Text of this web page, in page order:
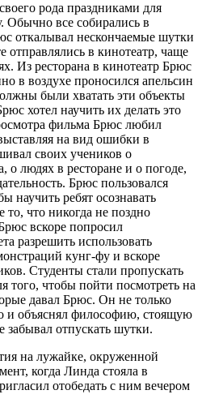
рода праздниками для
Обычно все собирались в
откалывал нескончаемые шутки
отправлялись в кинотеатр, чаще
Из ресторана в кинотеатр Брюс
в воздухе проносился апельсин
были хватать эти объекты
хотел научить их делать это
фильма Брюс любил
на вид ошибки в
своих учеников о
о людях в ресторане и о погоде,
Брюс пользовался
научить ребят осознавать
что никогда не поздно
вскоре попросил
разрешить использовать
кунг-фу и вскоре
Студенты стали пропускать
того, чтобы пойти посмотреть на
давал Брюс. Он не только
и объяснял философию, стоящую
забывал отпускать шутки.
на лужайке, окруженной
когда Линда стояла в
отобедать с ним вечером